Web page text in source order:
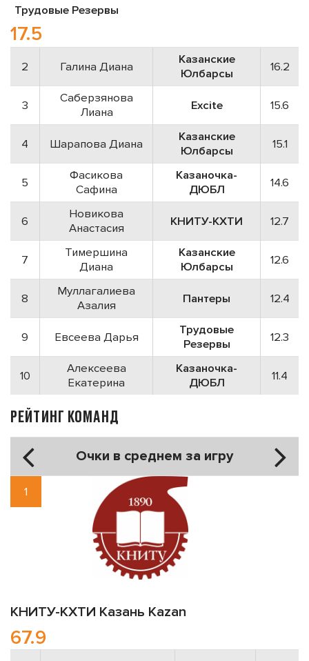
Трудовые Резервы
17.5
2 Галина Диана
Казанские
Юлбарсы
16.2
3
Саберзянова
Лиана
Exсite 15.6
4 Шарапова Диана
Казанские
Юлбарсы
15.1
5
Фасикова
Сафина
Казаночка-
ДЮБЛ
14.6
6
Новикова
Анастасия
КНИТУ-КХТИ 12.7
7
Тимершина
Диана
Казанские
Юлбарсы
12.6
8
Муллагалиева
Азалия
Пантеры 12.4
9 Евсеева Дарья
Трудовые
Резервы
12.3
10
Алексеева
Екатерина
Казаночка-
ДЮБЛ
11.4
РЕЙТИНГ КОМАНД
Очки в среднем за игру
1
КНИТУ-КХТИ Казань Kazan
67.9